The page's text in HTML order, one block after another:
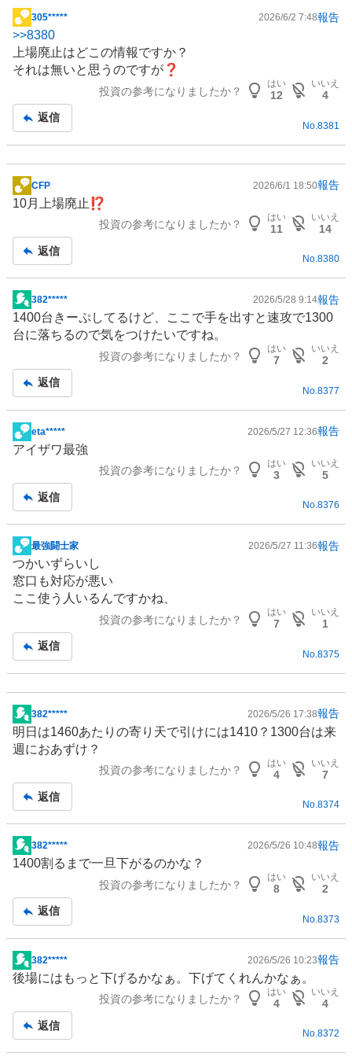
掲
示
板
記
305***** 2026/6/2 7:48報告
>>8380
上場廃止はどこの情報ですか？
それは無いと思うのですが❓️
投資の参考になりましたか？
はい
12
いいえ
4
返信
No. 8381
掲
示
事
CFP 2026/6/1 18:50報告
10月上場廃止⁉️
投資の参考になりましたか？
はい
11
いいえ
14
返信
No.8380
掲
示
板
382***** 2026/5/28 9:14報告
1400台きーぷしてるけど、ここで手を出すと速攻で1300
台に落ちるので気をつけたいですね。
投資の参考になりましたか？
はい
7
いいえ
2
返信
No. 8377
掲
示
事
eta***** 2026/5/27 12:36報告
アイザワ最強
投資の参考になりましたか？
はい
3
いいえ
5
返信
No.8376
掲
示
板
記
最強闘士家 2026/5/27 11:36報告
つかいずらいし
窓口も対応が悪い
ここ使う人いるんですかね、
投資の参考になりましたか？
はい
7
いいえ
1
返信
No. 8375
掲
示
板
382***** 2026/5/26 17:38報告
明日は1460あたりの寄り天で引けには1410？1300台は来
週におあずけ？
投資の参考になりましたか？
はい
4
いいえ
7
返信
No.8374
掲
示
事
382***** 2026/5/26 10:48報告
1400割るまで一旦下がるのかな？
投資の参考になりましたか？
はい
8
いいえ
2
返信
No. 8373
掲
示
事
382***** 2026/5/26 10:23報告
後場にはもっと下げるかなぁ。下げてくれんかなぁ。
投資の参考になりましたか？
はい
4
いいえ
4
返信
No.8372